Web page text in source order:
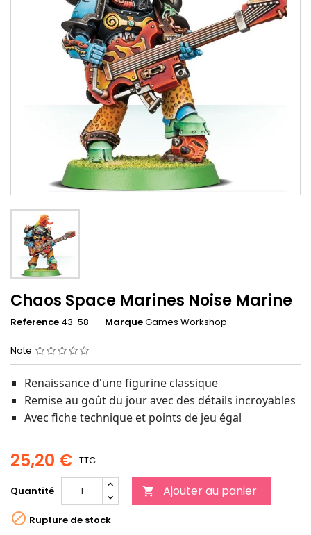
Chaos Space Marines Noise Marine
Reference 43-58 MarqueGames Workshop
Note
Renaissance d'une figurine classique
Remise au goût du jour avec des détails incroyables
Avec fiche technique et points de jeu égal
25,20 € TTC
Quantité  Ajouter au panier
 Rupture de stock